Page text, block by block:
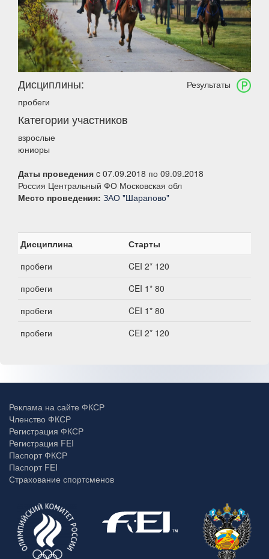
Результаты
Дисциплины:
пробеги
Категории участников
взрослые
юниоры
Даты проведения c 07.09.2018 по 09.09.2018
Россия Центральный ФО Московская обл
Место проведения: ЗАО "Шарапово"
Дисциплина
Старты
пробеги
CEI 2* 120
пробеги
CEI 1* 80
пробеги
CEI 1* 80
пробеги
CEI 2* 120
Реклама на сайте ФКСР
Членство ФКСР
Регистрация ФКСР
Регистрация FEI
Паспорт ФКСР
Паспорт FEI
Страхование спортсменов